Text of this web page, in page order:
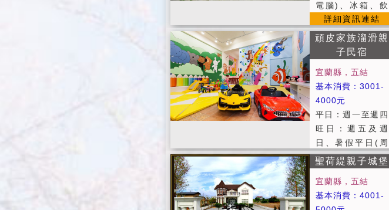
平日14,300，假
日22,000，定價2
9,800 包棟18人
(6房)：平日16,80
定價29,800 ●平
日:週日 - 週五。
●假日:週六、連續
假日。 ●定價:農
曆春節期間。 ●週
一至週四，4房即
可包棟。 ●進房時
間：PM 15:00以
後。 ●退房時間：
AM 11:00以前。
電腦)、冰箱、飲
水機、茶包、咖啡
包、奶茶包、旅遊
資訊服務等。 ※
提供便利停車場服
務。 ※Check i
n：PM 3:00 以
後，Check out：
AM 10:30 以前。
※定價：農曆年假
期間依定價計費。
※假日：週六、國
日：週日 ~ 週
五。 ※維護住宿
詳細資訊連結
頑皮家族溜滑親
子民宿
宜蘭縣，五結
基本消費：3001-
4000元
平日：週一至週四
旺日：週五及週
日、暑假平日(周
一至周四) 假日：
週六、連續假日
定價：春節過年期
間 本頁房價提供
詳細資訊連結
聖荷緹親子城堡
宜蘭縣，五結
基本消費：4001-